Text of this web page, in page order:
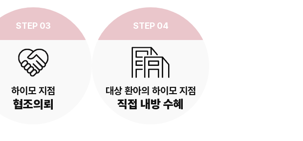
하이모 지점
협조의뢰
대상 환아의 하이모 지점
직접 내방 수혜